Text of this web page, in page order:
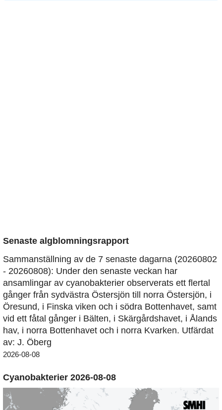
Senaste algblomningsrapport
Sammanställning av de 7 senaste dagarna (20260802
- 20260808): Under den senaste veckan har
ansamlingar av cyanobakterier observerats ett flertal
gånger från sydvästra Östersjön till norra Östersjön, i
Öresund, i Finska viken och i södra Bottenhavet, samt
vid ett fåtal gånger i Bälten, i Skärgårdshavet, i Ålands
hav, i norra Bottenhavet och i norra Kvarken. Utfärdat
av: J. Öberg
2026-08-08
Cyanobakterier 2026-08-08